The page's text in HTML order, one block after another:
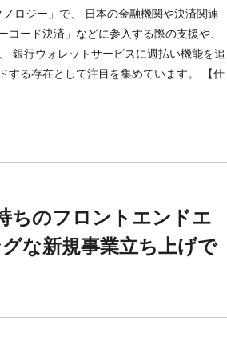
ロジー」で、 日本の金融機関や決済関連
ード決済」などに参入する際の支援や、
銀行ウォレットサービスに週払い機能を追
する存在として注目を集めています。 【仕
ちのフロントエンドエ
な新規事業立ち上げで